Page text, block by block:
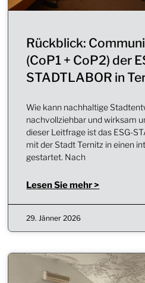
Rückblick:
(CoP1 + CoP2) der
STADTLABOR in
Wie kann nachhaltige
nachvollziehbar und wirksam
dieser Leitfrage ist das ESG-
mit der Stadt Ternitz in einen
gestartet. Nach
Lesen Sie mehr >
29. Jänner 2026